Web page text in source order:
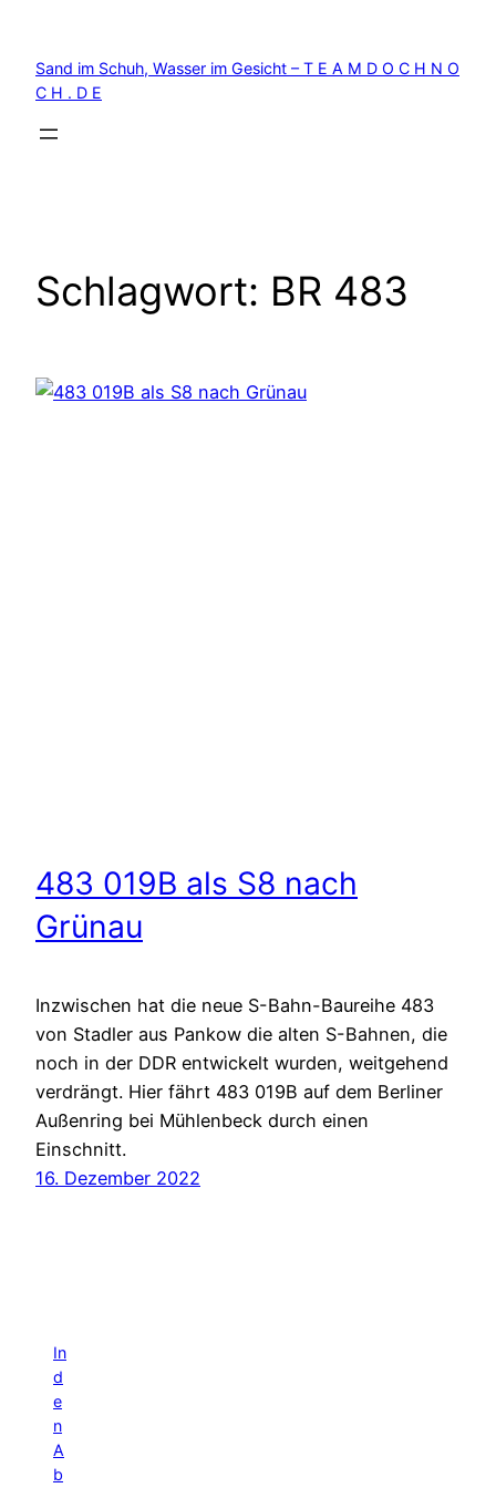
springen
Sand im Schuh, Wasser im Gesicht – T E A M D O C H N O
C H . D E
Schlagwort: BR 483
483 019B als S8 nach
Grünau
Inzwischen hat die neue S-Bahn-Baureihe 483
von Stadler aus Pankow die alten S-Bahnen, die
noch in der DDR entwickelt wurden, weitgehend
verdrängt. Hier fährt 483 019B auf dem Berliner
Außenring bei Mühlenbeck durch einen
Einschnitt.
16. Dezember 2022
In
d
e
n
A
b